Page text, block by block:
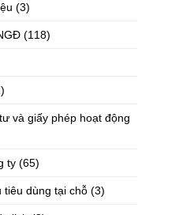
(3)
(118)
và giấy phép hoạt động
ty (65)
tiêu dùng tại chỗ (3)